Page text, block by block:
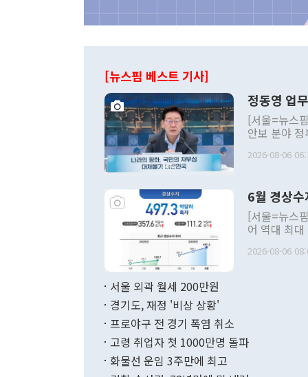
[뉴스핌 베스트 기사]
정동영 업
[서울=뉴스
안보 분야
발언 중에는
주의적 희망
관의 대북
관 부처 장
관의 무리한
다. [정동영 통일부 장관이 지난달 23일 오후 서울 종로구 정부서울청사에
무너졌다고
2026-08-06
6월 경상
[서울=뉴스
어 역대 최
료=한국은행] 한국은행이 6일 발표한 '2026년 6월 국제수지(잠정
며 월간 기
196.9% 급
2026-08-06
서울 외곽 월세 200만원
경기도, 재정 '비상 상황'
프로야구 전 경기 폭염 취소
고령 취업자 첫 1000만명 돌파
화물선 운임 3주만에 최고